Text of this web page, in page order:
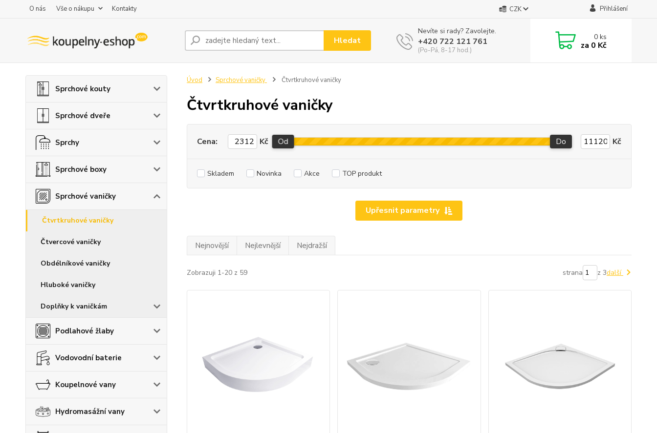
O nás Vše o nákupu Kontakty CZK Přihlášení
Hledat
Nevíte si rady? Zavolejte.
+420 722 121 761
(Po-Pá, 8-17 hod.)
0ks
za 0 Kč
Sprchové kouty
Sprchové dveře
Sprchy
Sprchové boxy
Sprchové vaničky
Čtvrtkruhové vaničky
Čtvercové vaničky
Obdélníkové vaničky
Hluboké vaničky
Doplňky k vaničkám
Podlahové žlaby
Vodovodní baterie
Koupelnové vany
Hydromasážní vany
Úvod Sprchové vaničky Čtvrtkruhové vaničky
Čtvrtkruhové vaničky
Upřesnit parametry
Cena: Kč Od Do Kč
Skladem Novinka Akce TOP produkt
Nejnovější Nejlevnější Nejdražší
Zobrazuji 1-20 z 59 strana z 3další